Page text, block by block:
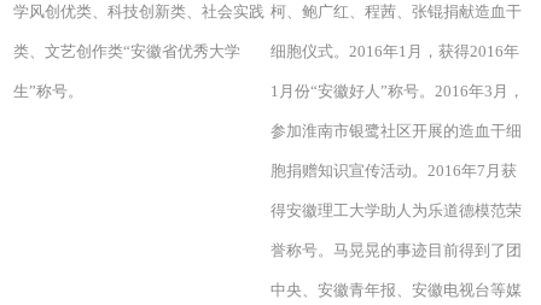
学风创优类、科技创新类、社会实践
类、文艺创作类“安徽省优秀大学
生”称号。
柯、鲍广红、程茜、张锟捐献造血干
细胞仪式。2016年1月，获得2016年
1月份“安徽好人”称号。2016年3月，
参加淮南市银鹭社区开展的造血干细
胞捐赠知识宣传活动。2016年7月获
得安徽理工大学助人为乐道德模范荣
誉称号。马晃晃的事迹目前得到了团
中央、安徽青年报、安徽电视台等媒